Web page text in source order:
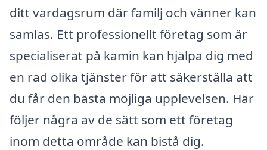
ditt vardagsrum där familj och vänner kan
samlas. Ett professionellt företag som är
specialiserat på kamin kan hjälpa dig med
en rad olika tjänster för att säkerställa att
du får den bästa möjliga upplevelsen. Här
följer några av de sätt som ett företag
inom detta område kan bistå dig.